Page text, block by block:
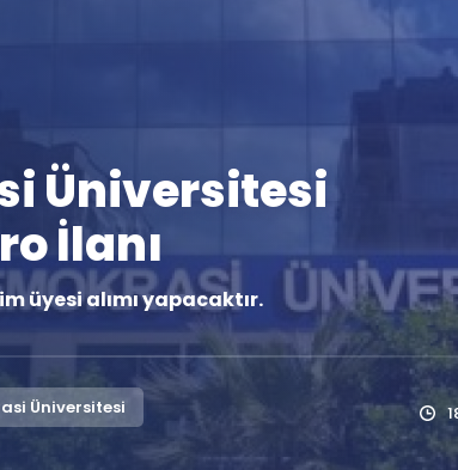
Rehberlik Aracı
YDS ve
Tüm ÖSYM
Kampanyalar
Blog
YDS - YÖKDİL
İngilizce
İngilizce Gramer
Üniversitesi
İlanı
üyesi alımı yapacaktır.
Üniversitesi